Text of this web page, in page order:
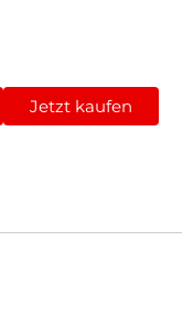
Jetzt kaufen